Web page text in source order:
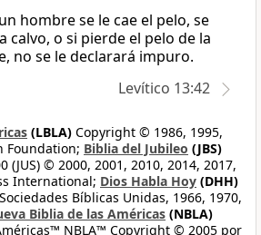
hombre se le cae el pelo, se
calvo, o si pierde el pelo de la
no se le declarará impuro.
Levítico 13:42
(LBLA) Copyright © 1986, 1995,
Foundation; Biblia del Jubileo (JBS)
(JUS) © 2000, 2001, 2010, 2014, 2017,
International; Dios Habla Hoy (DHH)
Bíblicas Unidas, 1966, 1970,
Biblia de las Américas (NBLA)
NBLA™ Copyright © 2005 por